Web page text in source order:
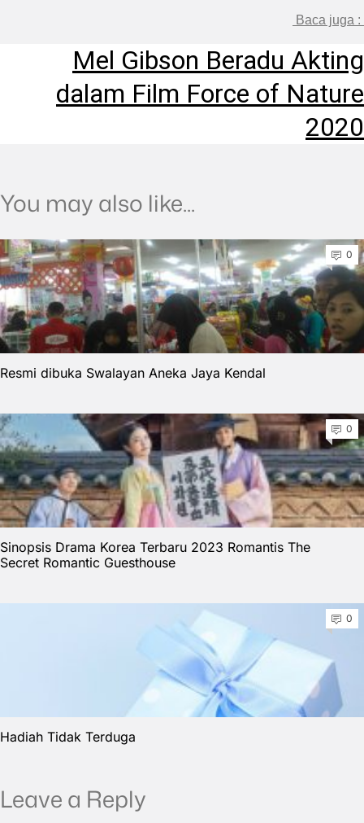
Baca juga :
Mel Gibson Beradu Akting
dalam Film Force of Nature
2020
You may also like...
0
Resmi dibuka Swalayan Aneka Jaya Kendal
0
Sinopsis Drama Korea Terbaru 2023 Romantis The
Secret Romantic Guesthouse
0
Hadiah Tidak Terduga
Leave a Reply